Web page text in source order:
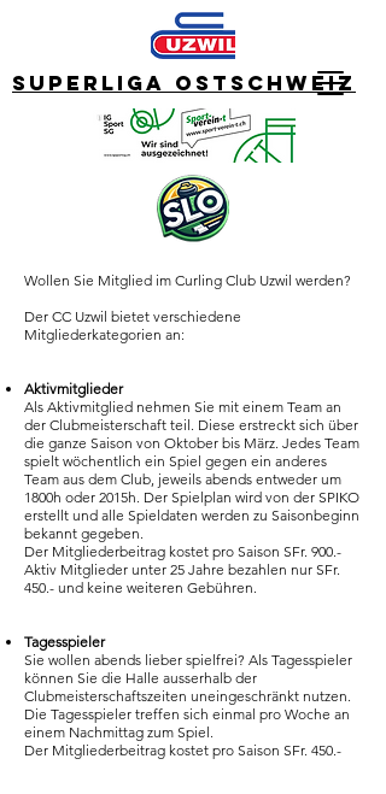
Superliga Ostschweiz
Wollen Sie Mitglied im Curling Club Uzwil werden?
Der CC Uzwil bietet verschiedene
Mitgliederkategorien an:
Aktivmitglieder
Als Aktivmitglied nehmen Sie mit einem Team an
der Clubmeisterschaft teil. Diese erstreckt sich über
die ganze Saison von Oktober bis März. Jedes Team
spielt wöchentlich ein Spiel gegen ein anderes
Team aus dem Club, jeweils abends entweder um
1800h oder 2015h. Der Spielplan wird von der SPIKO
erstellt und alle Spieldaten werden zu Saisonbeginn
bekannt gegeben.
Der Mitgliederbeitrag kostet pro Saison SFr. 900.-
Aktiv Mitglieder unter 25 Jahre bezahlen nur SFr.
450.- und keine weiteren Gebühren.
Tagesspieler
Sie wollen abends lieber spielfrei? Als Tagesspieler
können Sie die Halle ausserhalb der
Clubmeisterschaftszeiten uneingeschränkt nutzen.
Die Tagesspieler treffen sich einmal pro Woche an
einem Nachmittag zum Spiel.
Der Mitgliederbeitrag kostet pro Saison SFr. 450.-